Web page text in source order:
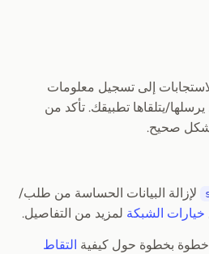
إلى تسجيل معلومات
يتلقاها تطبيقك. تأكد من
بشكل صحيح.
لإزالة البيانات الحساسة من طلب/
خيارات الشبكة لمزيد من التفاصيل.
بخطوة حول كيفية التقاط